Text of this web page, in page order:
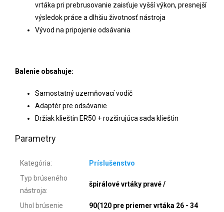
vrtáka pri prebrusovanie zaisťuje vyšší výkon, presnejší
výsledok práce a dlhšiu životnosť nástroja
Vývod na pripojenie odsávania
Balenie obsahuje:
Samostatný uzemňovací vodič
Adaptér pre odsávanie
Držiak klieštin ER50 + rozširujúca sada klieštin
Parametry
Kategória:
Príslušenstvo
Typ brúseného
nástroja:
špirálové vrtáky pravé /
Uhol brúsenie 90(120 pre priemer vrtáka 26 - 34